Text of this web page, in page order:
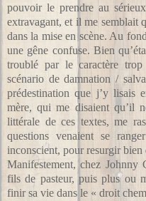
pouvoir le prendre au
extravagant, et il me semblait
dans la mise en scène. Au
une gêne confuse. Bien
troublé par le caractère
scénario de damnation /
prédestination que j’y lisais
mère, qui me disaient qu’il
littérale de ces textes, me
questions venaient se
inconscient, pour resurgir bien
Manifestement, chez Johnny
fils de pasteur, puis plus ou
finir sa vie dans le « droit